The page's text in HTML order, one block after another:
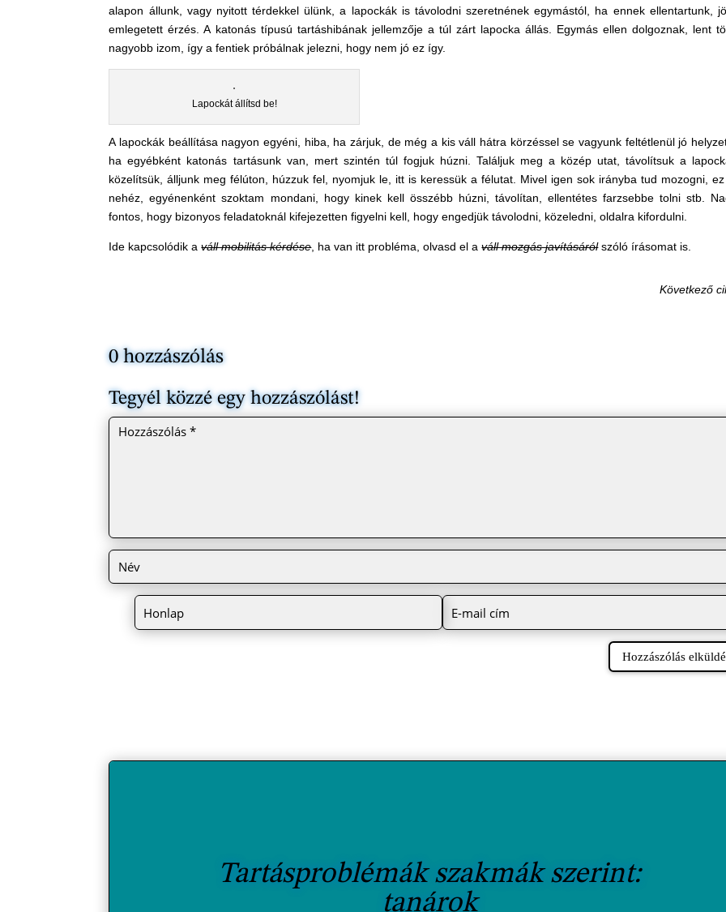
alapon állunk, vagy nyitott térdekkel ülünk, a lapockák is távolodni szeretnének egymástól, ha ennek ellentartunk,
emlegetett érzés. A katonás típusú tartáshibának jellemzője a túl zárt lapocka állás. Egymás ellen dolgoznak, lent
nagyobb izom, így a fentiek próbálnak jelezni, hogy nem jó ez így.
Lapockát állítsd be!
A lapockák beállítása nagyon egyéni, hiba, ha zárjuk, de még a kis váll hátra körzéssel se vagyunk feltétlenül jó
ha egyébként katonás tartásunk van, mert szintén túl fogjuk húzni. Találjuk meg a közép utat, távolítsuk a
közelítsük, álljunk meg félúton, húzzuk fel, nyomjuk le, itt is keressük a félutat. Mivel igen sok irányba tud mozogni,
nehéz, egyénenként szoktam mondani, hogy kinek kell összébb húzni, távolítan, ellentétes farzsebbe tolni stb.
fontos, hogy bizonyos feladatoknál kifejezetten figyelni kell, hogy engedjük távolodni, közeledni, oldalra kifordulni.
Ide kapcsolódik aváll mobilitás kérdése, ha van itt probléma, olvasd el aváll mozgás javításárólszóló írásomat is.
Következő
0 hozzászólás
Tegyél közzé egy hozzászólást!
Hozzászólás
Tartásproblémák szakmák szerint:
tanárok